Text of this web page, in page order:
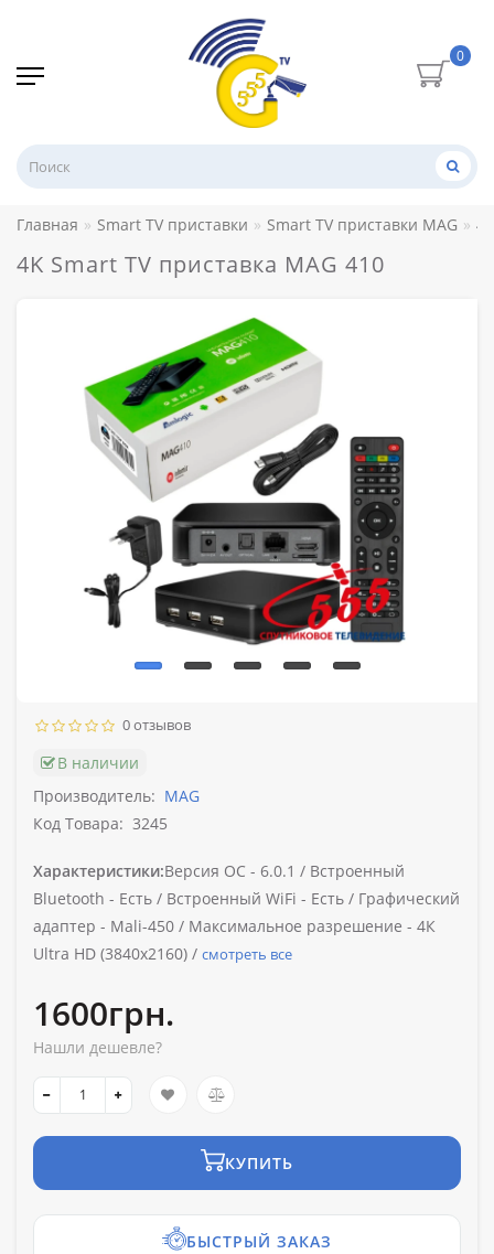
0
Главная Smart TV приставки Smart TV приставки MAG
4K Smart TV приставка MAG 410
0 отзывов
В наличии
Производитель: MAG
Код Товара: 3245
Характеристики:Версия ОС - 6.0.1 / Встроенный
Bluetooth - Есть / Встроенный WiFi - Есть / Графический
адаптер - Mali-450 / Максимальное разрешение - 4К
Ultra HD (3840х2160) / смотреть все
1600грн.
Нашли дешевле?
КУПИТЬ
БЫСТРЫЙ ЗАКАЗ